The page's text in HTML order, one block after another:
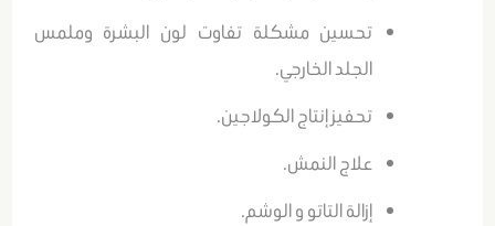
تحسين مشكلة تفاوت لون البشرة وملمس
الجلد الخارجي.
تحفيز إنتاج الكولاجين.
علاج النمش.
إزالة التاتو و الوشم.